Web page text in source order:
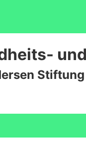
Stiftung